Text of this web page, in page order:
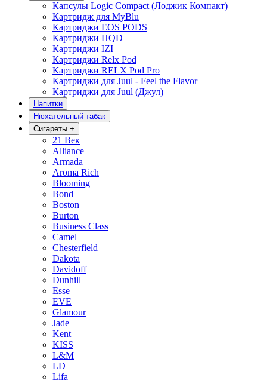
Капсулы Logic Compact (Лоджик Компакт)
Картридж для MyBlu
Картриджи EOS PODS
Картриджи HQD
Картриджи IZI
Картриджи Relx Pod
Картриджи RELX Pod Pro
Картриджи для Juul - Feel the Flavor
Картриджи для Juul (Джул)
Напитки
Нюхательный табак
Сигареты +
21 Век
Alliance
Armada
Aroma Rich
Blooming
Bond
Boston
Burton
Business Class
Camel
Chesterfield
Dakota
Davidoff
Dunhill
Esse
EVE
Glamour
Jade
Kent
KISS
L&M
LD
Lifa